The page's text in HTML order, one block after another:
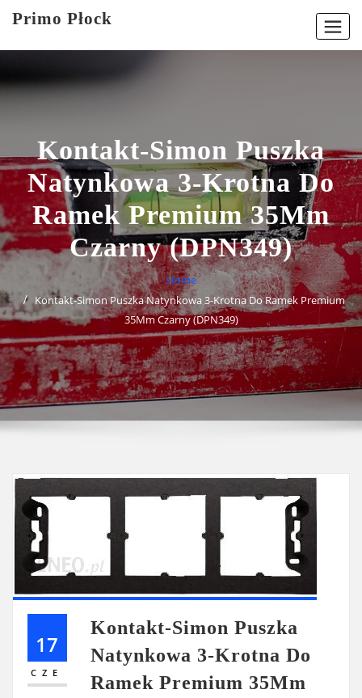
Primo Płock
Kontakt-Simon Puszka
Natynkowa 3-Krotna Do
Ramek Premium 35Mm
Czarny (DPN349)
Home
Kontakt-Simon Puszka Natynkowa 3-Krotna Do Ramek Premium
35Mm Czarny (DPN349)
17
CZE
Kontakt-Simon Puszka
Natynkowa 3-Krotna Do
Ramek Premium 35Mm